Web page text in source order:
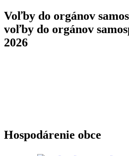
Voľby do orgánov
voľby do orgánov
2026
Hospodárenie obce